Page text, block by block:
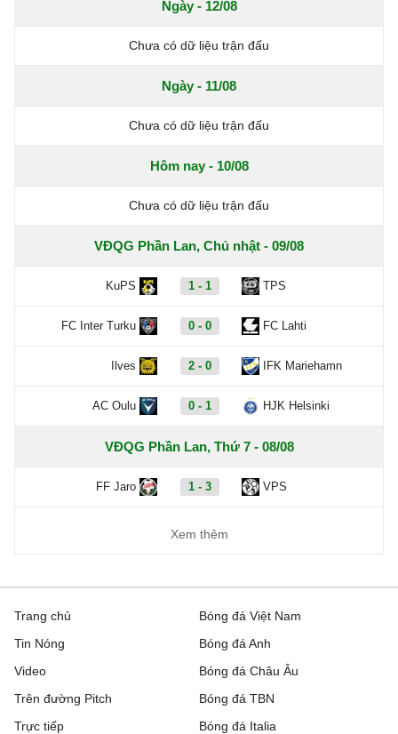
Ngày - 12/08
Chưa có dữ liệu trận đấu
Ngày - 11/08
Chưa có dữ liệu trận đấu
Hôm nay - 10/08
Chưa có dữ liệu trận đấu
VĐQG Phần Lan, Chủ nhật - 09/08
KuPS 1 - 1 TPS
FC Inter Turku 0 - 0 FC Lahti
Ilves 2 - 0 IFK Mariehamn
AC Oulu 0 - 1 HJK Helsinki
VĐQG Phần Lan, Thứ 7 - 08/08
FF Jaro 1 - 3 VPS
Xem thêm
Trang chủ
Tin Nóng
Video
Trên đường Pitch
Trực tiếp
Bóng đá Việt Nam
Bóng đá Anh
Bóng đá Châu Âu
Bóng đá TBN
Bóng đá Italia